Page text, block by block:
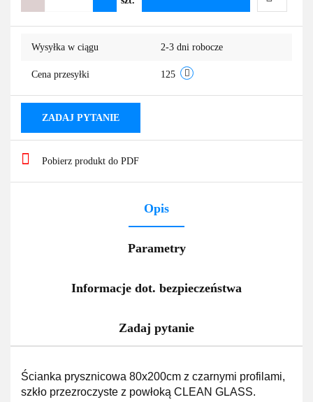
Do
Wysyłka w ciągu 2-3 dni robocze
Cena przesyłki 125
ZADAJ PYTANIE
Pobierz produkt do PDF
Opis
Parametry
Informacje dot. bezpieczeństwa
Zadaj pytanie
Ścianka prysznicowa 80x200cm z czarnymi profilami,
szkło przezroczyste z powłoką CLEAN GLASS.